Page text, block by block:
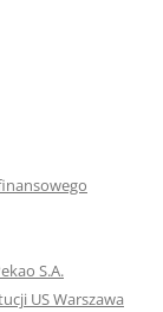
S.A.
US Warszawa